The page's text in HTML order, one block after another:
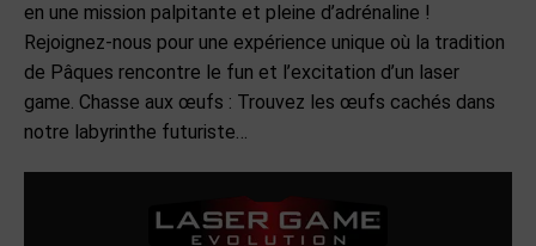
en une mission palpitante et pleine d’adrénaline !
Rejoignez-nous pour une expérience unique où la tradition
de Pâques rencontre le fun et l’excitation d’un laser
game. Chasse aux œufs : Trouvez les œufs cachés dans
notre labyrinthe futuriste…